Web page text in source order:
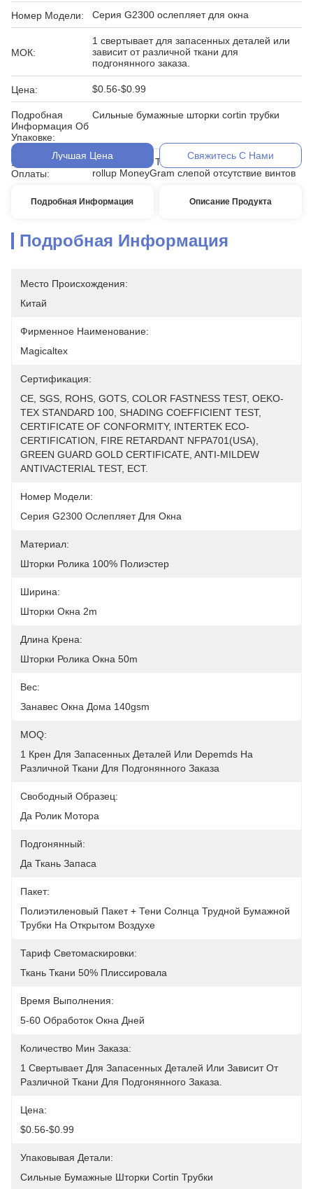
Номер Модели: Серия G2300 ослепляет для окна
МОК:
1 свертывает для запасенных деталей или
зависит от различной ткани для
подгонянного заказа.
Цена: $0.56-$0.99
Подробная
Информация Об
Упаковке:
Сильные бумажные шторки cortin трубки
Условия
Оплаты:
L/C, D/A, D/P, T/T, западное соединение,
rollup MoneyGram слепой отсутствие винтов
Лучшая Цена Свяжитесь С Нами
Подробная Информация Описание Продукта
Подробная Информация
Место Происхождения:
Китай
Фирменное Наименование:
Magicaltex
Сертификация:
CE, SGS, ROHS, GOTS, COLOR FASTNESS TEST, OEKO-
TEX STANDARD 100, SHADING COEFFICIENT TEST,
CERTIFICATE OF CONFORMITY, INTERTEK ECO-
CERTIFICATION, FIRE RETARDANT NFPA701(USA),
GREEN GUARD GOLD CERTIFICATE, ANTI-MILDEW
ANTIVACTERIAL TEST, ECT.
Номер Модели:
Серия G2300 Ослепляет Для Окна
Материал:
Шторки Ролика 100% Полиэстер
Ширина:
Шторки Окна 2m
Длина Крена:
Шторки Ролика Окна 50m
Вес:
Занавес Окна Дома 140gsm
MOQ:
1 Крен Для Запасенных Деталей Или Depemds На
Различной Ткани Для Подгонянного Заказа
Свободный Образец:
Да Ролик Мотора
Подгонянный:
Да Ткань Запаса
Пакет:
Полиэтиленовый Пакет + Тени Солнца Трудной Бумажной
Трубки На Открытом Воздухе
Тариф Светомаскировки:
Ткань Ткани 50% Плиссировала
Время Выполнения:
5-60 Обработок Окна Дней
Количество Мин Заказа:
1 Свертывает Для Запасенных Деталей Или Зависит От
Различной Ткани Для Подгонянного Заказа.
Цена:
$0.56-$0.99
Упаковывая Детали:
Сильные Бумажные Шторки Cortin Трубки